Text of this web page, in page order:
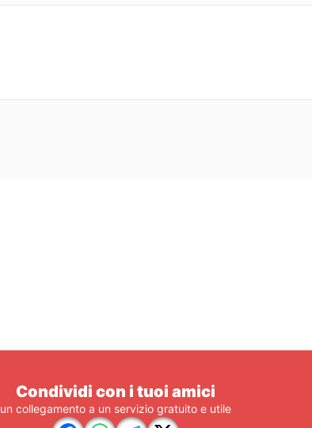
Condividi con i tuoi amici
un collegamento a un servizio gratuito e utile